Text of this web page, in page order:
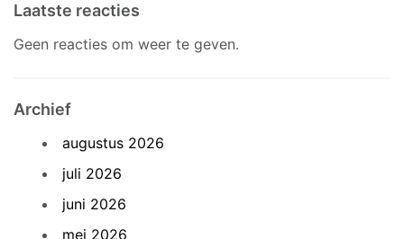
Laatste reacties
Geen reacties om weer te geven.
Archief
augustus 2026
juli 2026
juni 2026
mei 2026